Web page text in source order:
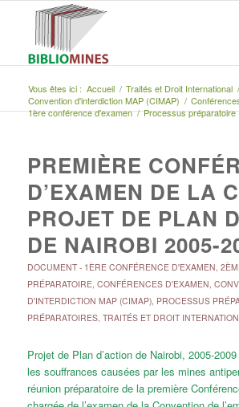
Vous êtes ici : Accueil / Traités et Droit International /
Convention d'interdiction MAP (CIMAP) /
1ère conférence d'examen / Processus préparatoire
PREMIÈRE
D’EXAMEN DE LA
PROJET DE PLAN
DE NAIROBI 2005-
DOCUMENT- 1ÈRE CONFÉRENCE D'EXAMEN,
PRÉPARATOIRE, CONFÉRENCES D'EXAMEN,
D'INTERDICTION MAP (CIMAP), PROCESSUS
PRÉPARATOIRES, TRAITÉS ET DROIT
Projet de Plan d’action de Nairobi, 2005-
les souffrances causées par les mines
réunion préparatoire de la première